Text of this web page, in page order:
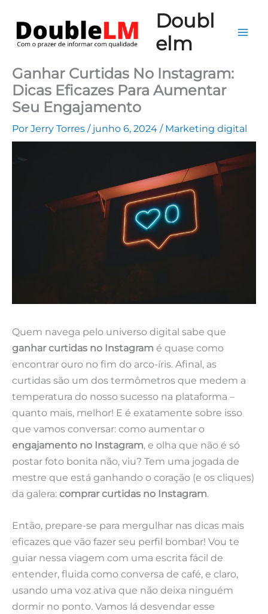
para
Doubl
elm
Ganhar Curtidas No Instagram:
Dicas Eficazes Para Aumentar
Seu Engajamento
Por Jerry Torres / junho 6, 2024 / Marketing digital
Quem navega pelo universo digital sabe que
ganhar curtidas no Instagram é quase como
encontrar ouro no fim do arco-íris. Afinal, as
curtidas são um dos termômetros que medem a
temperatura do nosso sucesso na plataforma –
quanto mais, melhor! E é exatamente sobre isso
que vamos conversar: como aumentar o
engajamento no Instagram, e olha que não é só
postar foto bonita não, viu? Tem uma jogada de
mestre que está ganhando o coração (e os cliques)
da galera: comprar curtidas no Instagram.
Então, prepare-se para mergulhar nas dicas mais
eficazes que vão fazer seu perfil bombar! Vou te
guiar nessa viagem com uma escrita fácil de
entender, fluida como conversa de café, e claro,
usando uma voz ativa que não deixa ninguém
dormir no ponto. Vamos lá desvendar esse